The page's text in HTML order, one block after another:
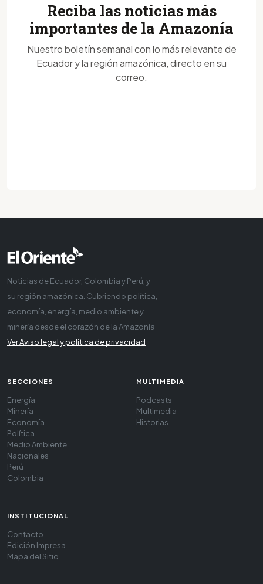
Reciba las noticias más
importantes de la Amazonía
Nuestro boletín semanal con lo más relevante de
Ecuador y la región amazónica, directo en su
correo.
Noticias de Ecuador, Colombia y Perú, y
su región amazónica. Cubriendo política,
economía, energía, medio ambiente y
minería desde el corazón de la Amazonía
Ver Aviso legal y política de privacidad
SECCIONES
Energía
Minería
Economía
Política
Medio Ambiente
Nacionales
Perú
Colombia
MULTIMEDIA
Podcasts
Multimedia
Historias
INSTITUCIONAL
Contacto
Edición Impresa
Mapa del Sitio